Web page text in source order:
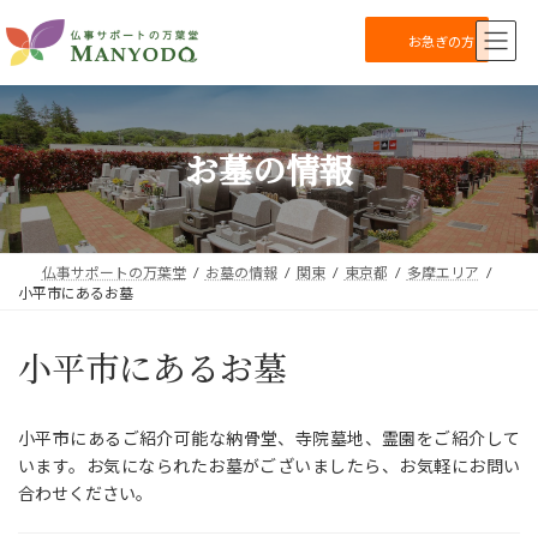
ン
テ
ン
ツ
へ
ス
キ
ッ
プ
ビ
ゲ
ー
シ
ョ
ン
に
移
動
お急ぎの方
お墓の情報
仏事サポートの万葉堂 お墓の情報 関東 東京都
多摩エリア
小平市にあるお墓
小平市にあるお墓
小平市にあるご紹介可能な納骨堂、寺院墓地、霊園をご紹介して
います。お気になられたお墓がございましたら、お気軽にお問い
合わせください。